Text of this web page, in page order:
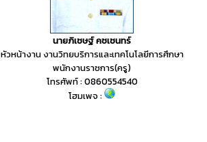
นายภิเชษฐ์ คชเชนทร์
หัวหน้างาน งานวิทยบริการและเทคโนโลยีการศึกษา
พนักงานราชการ(ครู)
โทรศัพท์ : 0860554540
โฮมเพจ :